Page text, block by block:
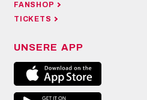
FANSHOP
TICKETS
UNSERE APP